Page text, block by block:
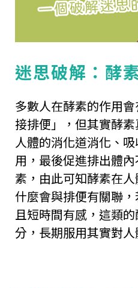
迷思破解：酵
多數人在酵素的作用
接排便」，但其實酵
人體的消化道消化、
用，最後促進排出體
素，由此可知酵素在
什麼會與排便有關聯
且短時間有感，這類
分，長期服用其實對人